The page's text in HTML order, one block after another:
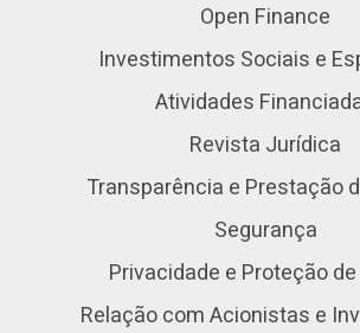
Open Finance
Investimentos Sociais e
Atividades
Revista Jurídica
Transparência e Prestação
Segurança
Privacidade e Proteção
Relação com Acionistas e